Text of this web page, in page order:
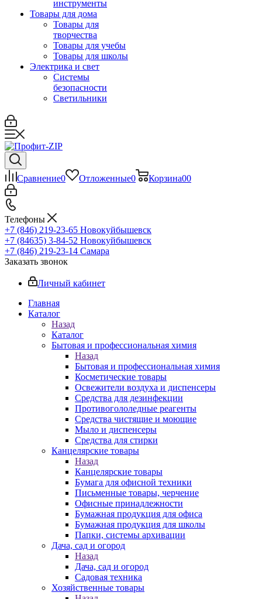
инструменты
Товары для дома
Товары для
творчества
Товары для учебы
Товары для школы
Электрика и свет
Системы
безопасности
Светильники
Сравнение0 Отложенные0 Корзина00
Телефоны
+7 (846) 219-23-65 Новокуйбышевск
+7 (84635) 3-84-52 Новокуйбышевск
+7 (846) 219-23-14 Самара
Заказать звонок
Личный кабинет
Главная
Каталог
Назад
Каталог
Бытовая и профессиональная химия
Назад
Бытовая и профессиональная химия
Косметические товары
Освежители воздуха и диспенсеры
Средства для дезинфекции
Противогололедные реагенты
Средства чистящие и моющие
Мыло и диспенсеры
Средства для стирки
Канцелярские товары
Назад
Канцелярские товары
Бумага для офисной техники
Письменные товары, черчение
Офисные принадлежности
Бумажная продукция для офиса
Бумажная продукция для школы
Папки, системы архивации
Дача, сад и огород
Назад
Дача, сад и огород
Садовая техника
Хозяйственные товары